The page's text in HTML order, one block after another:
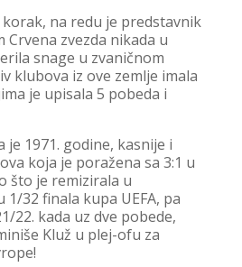
na redu je predstavnik
Crvena zvezda nikada u
snage u zvaničnom
klubova iz ove zemlje imala
je upisala 5 pobeda i
je 1971. godine, kasnije i
koja je poražena sa 3:1 u
što je remizirala u
32 finala kupa UEFA, pa
22. kada uz dve pobede,
Kluž u plej-ofu za